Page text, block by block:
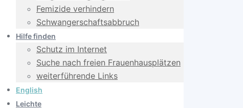
Femizide verhindern
Schwangerschafts­abbruch
Hilfe finden
Schutz im Internet
Suche nach freien Frauenhausplätzen
weiterführende Links
English
Leichte